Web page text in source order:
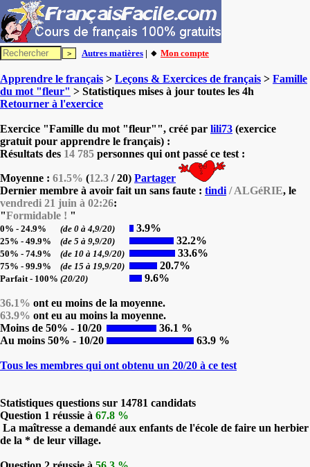
Autres matières | 🔸 Mon compte
Apprendre le français > Leçons & Exercices de français > Famille
du mot "fleur" > Statistiques mises à jour toutes les 4h
Retourner à l'exercice
Exercice "Famille du mot "fleur"", créé par lili73 (exercice
gratuit pour apprendre le français) :
Résultats des 14 785 personnes qui ont passé ce test :
Moyenne : 61.5% (12.3 / 20) Partager
Dernier membre à avoir fait un sans faute : tindi / ALGéRIE, le
vendredi 21 juin à 02:26:
"Formidable ! "
0% - 24.9% (de 0 à 4,9/20) 3.9%
25% - 49.9% (de 5 à 9,9/20) 32.2%
50% - 74.9% (de 10 à 14,9/20) 33.6%
75% - 99.9% (de 15 à 19,9/20) 20.7%
Parfait - 100% (20/20) 9.6%
36.1% ont eu moins de la moyenne.
63.9% ont eu au moins la moyenne.
Moins de 50% - 10/20
36.1 %
Au moins 50% - 10/20
63.9 %
Tous les membres qui ont obtenu un 20/20 à ce test
Statistiques questions sur 14781 candidats
Question 1 réussie à 67.8 %
La maîtresse a demandé aux enfants de l'école de faire un herbier
de la * de leur village.